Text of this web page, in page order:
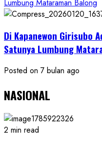
Lumbung Mataraman Balong
Di Kapanewon Girisubo
Satunya Lumbung
Posted on 7 bulan ago
NASIONAL
2 min read